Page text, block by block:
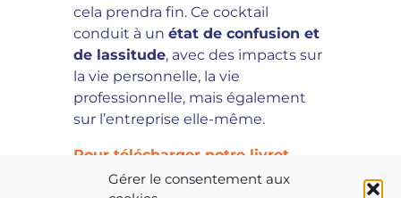
Gérer le consentement aux
cela prendra fin. Ce cocktail
conduit à unétat de confusion et
de lassitude, avec des impacts sur
la vie personnelle, la vie
professionnelle, mais également
sur l’entreprise elle-même.
Pour télécharger notre livret,
cliquez ici !